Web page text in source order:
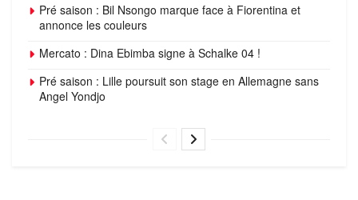
Pré saison : Bil Nsongo marque face à Fiorentina et
annonce les couleurs
Mercato : Dina Ebimba signe à Schalke 04 !
Pré saison : Lille poursuit son stage en Allemagne sans
Angel Yondjo